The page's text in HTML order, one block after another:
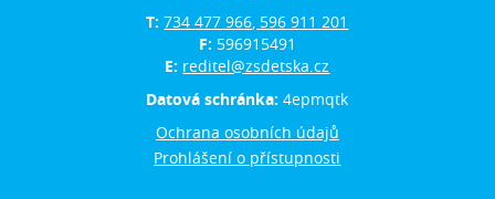
T:734 477 966, 596 911 201
F: 596915491
E: reditel@zsdetska.cz
Datová schránka:4epmqtk
Ochrana osobních údajů
Prohlášení o přístupnosti